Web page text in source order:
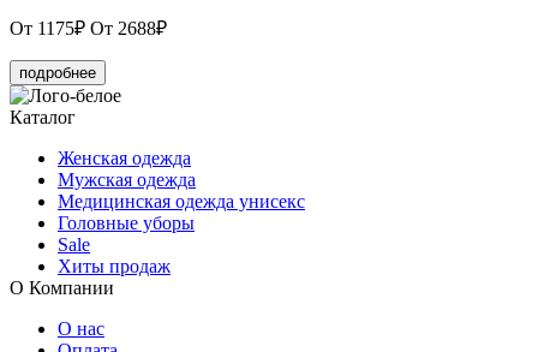
От 1175₽ От 2688₽
подробнее
Каталог
Женская одежда
Мужская одежда
Медицинская одежда унисекс
Головные уборы
Sale
Хиты продаж
О Компании
О нас